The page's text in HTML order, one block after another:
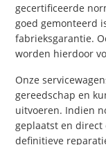
gecertificeerde
goed gemonteerd
fabrieksgarantie.
worden hierdoor
Onze
gereedschap en
uitvoeren. Indien
geplaatst en direct
definitieve